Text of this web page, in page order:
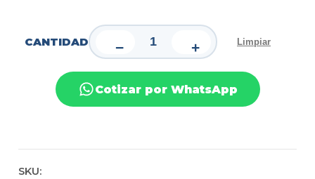
CANTIDAD − + Limpiar
Cotizar por WhatsApp
SKU: